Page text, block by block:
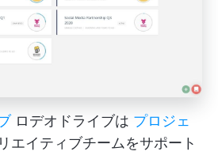
ロデオドライブは プロジェ
エイティブチームをサポート